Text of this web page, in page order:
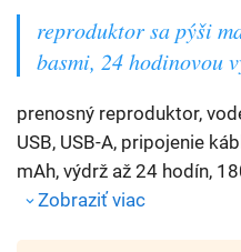
reproduktor sa pýši
basmi, 24 hodinovou
prenosný reproduktor,
USB, USB-A, pripojenie
mAh, výdrž až 24 hodín,
Zobraziť viac